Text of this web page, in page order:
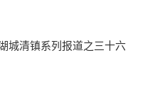
城清镇系列报道之三十六